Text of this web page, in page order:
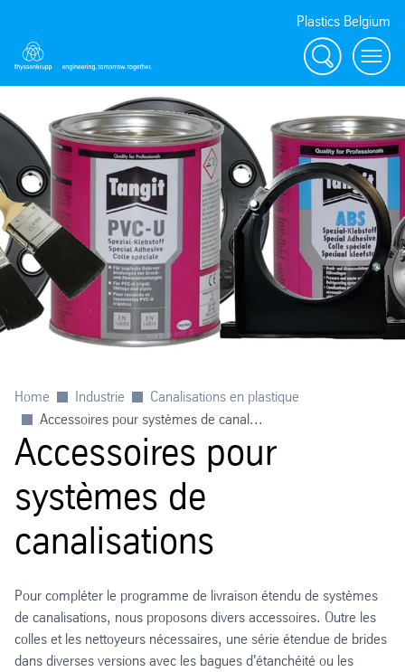
Plastics Belgium
Rechercher
Menu
Home Industrie
Canalisations en plastique
Accessoires pour systèmes de canal...
Accessoires pour
systèmes de
canalisations
Pour compléter le programme de livraison étendu de systèmes
de canalisations, nous proposons divers accessoires. Outre les
colles et les nettoyeurs nécessaires, une série étendue de brides
dans diverses versions avec les bagues d'étanchéité ou les